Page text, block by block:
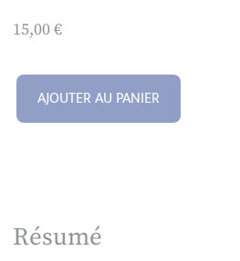
15,00€
AJOUTER AU PANIER
Résumé